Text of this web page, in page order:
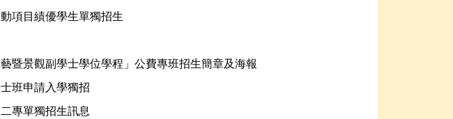
項目績優學生單獨招生
暨景觀副學士學位學程」公費專班招生簡章及海報
班申請入學獨招
專單獨招生訊息